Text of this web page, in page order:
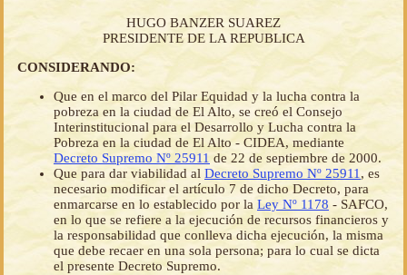
HUGO BANZER SUAREZ
PRESIDENTE DE LA REPUBLICA
CONSIDERANDO:
Que en el marco del Pilar Equidad y la lucha contra la
pobreza en la ciudad de El Alto, se creó el Consejo
Interinstitucional para el Desarrollo y Lucha contra la
Pobreza en la ciudad de El Alto - CIDEA, mediante
Decreto Supremo Nº 25911 de 22 de septiembre de 2000.
Que para dar viabilidad al Decreto Supremo Nº 25911 , es
necesario modificar el artículo 7 de dicho Decreto, para
enmarcarse en lo establecido por la Ley Nº 1178 - SAFCO,
en lo que se refiere a la ejecución de recursos financieros y
la responsabilidad que conlleva dicha ejecución, la misma
que debe recaer en una sola persona; para lo cual se dicta
el presente Decreto Supremo.